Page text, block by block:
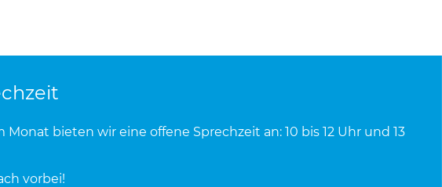
Monat bieten wir eine offene Sprechzeit an: 10 bis 12 Uhr und 13
vorbei!